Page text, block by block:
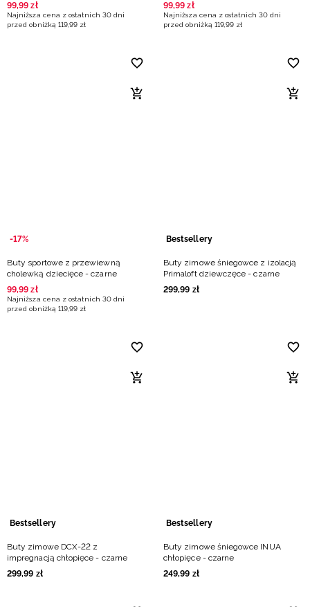
99,99 zł
Najniższa cena z ostatnich 30 dni
przed obniżką 119,99 zł
99,99 zł
Najniższa cena z ostatnich 30 dni
przed obniżką 119,99 zł
-17%
Buty sportowe z przewiewną
cholewką dziecięce - czarne
99,99 zł
Najniższa cena z ostatnich 30 dni
przed obniżką 119,99 zł
Bestsellery
Buty zimowe śniegowce z izolacją
Primaloft dziewczęce - czarne
299,99 zł
Bestsellery
Buty zimowe DCX-22 z
impregnacją chłopięce - czarne
299,99 zł
Bestsellery
Buty zimowe śniegowce INUA
chłopięce - czarne
249,99 zł